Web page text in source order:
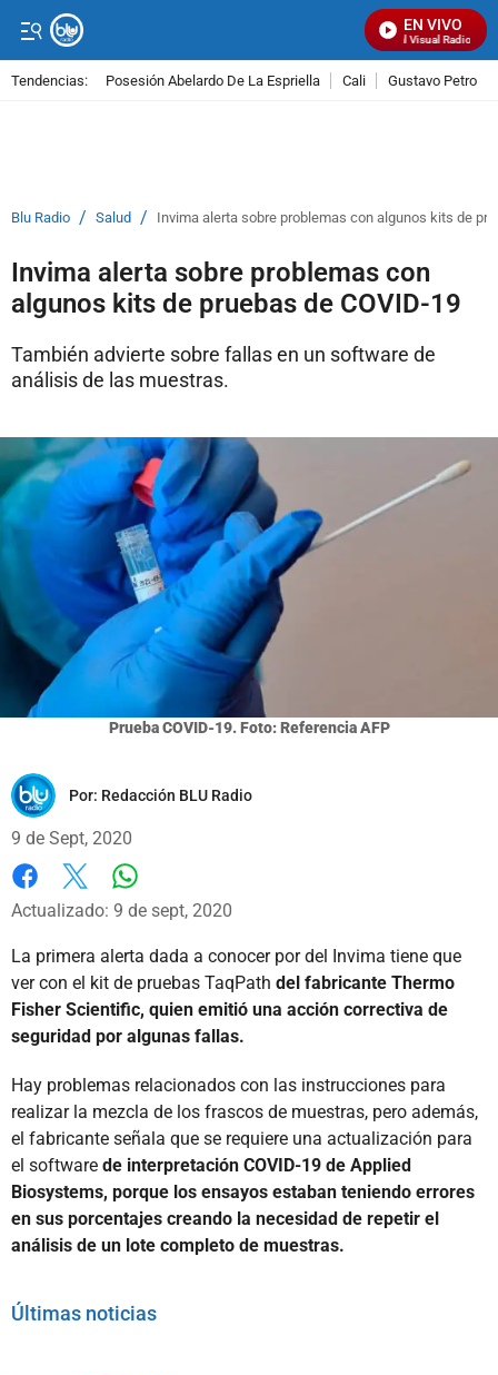
EN VIVO
Señal Visual Radio
Tendencias: Posesión Abelardo De La Espriella Cali Gustavo Petro
Blu Radio / Salud / Invima alerta sobre problemas con algunos kits de
Invima alerta sobre problemas con
algunos kits de pruebas de COVID-19
También advierte sobre fallas en un software de
análisis de las muestras.
Prueba COVID-19. Foto: Referencia AFP
Por: Redacción BLU Radio
9 de Sept, 2020
Facebook
X
Actualizado: 9 de sept, 2020
La primera alerta dada a conocer por del Invima tiene que
ver con el kit de pruebas TaqPath del fabricante Thermo
Fisher Scientific, quien emitió una acción correctiva de
seguridad por algunas fallas.
Hay problemas relacionados con las instrucciones para
realizar la mezcla de los frascos de muestras, pero además,
el fabricante señala que se requiere una actualización para
el software de interpretación COVID-19 de Applied
Biosystems, porque los ensayos estaban teniendo errores
en sus porcentajes creando la necesidad de repetir el
análisis de un lote completo de muestras.
Últimas noticias